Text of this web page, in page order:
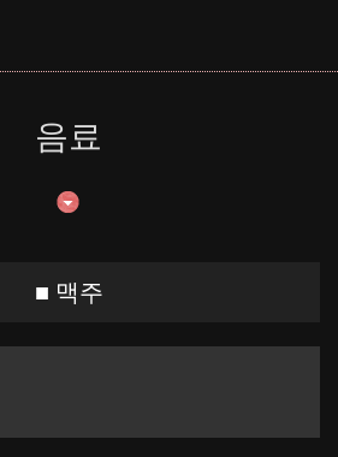
음료
■ 맥주